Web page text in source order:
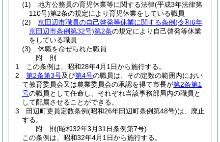
(1)
地方公務員の育児休業等に関する法律(平成3年法律第
110号)第2条の規定により育児休業をしている職員
(2)
京田辺市職員の自己啓発等休業に関する条例(令和6年
京田辺市条例第32号)第2条の規定により自己啓発等休業
をしている職員
(3)
休職を命ぜられた職員
附 則
1
この条例は、昭和28年4月1日から施行する。
2
第2条第3号及び第4号の職員は、その定数の範囲内におい
て教育委員会又は農業委員会の承認を得て市長が第2条第1
号の職員として任命し、それぞれ当該事務部局内の職員と
して配属させることができる。
3
田辺町吏員定数条例(昭和26年田辺町条例第48号)は、廃止
する。
附 則(昭和32年3月31日条例第7号)
この条例は、昭和32年4月1日から施行する。